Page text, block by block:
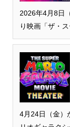
2026年4月8日
り映画「ザ・
4月24日（金）